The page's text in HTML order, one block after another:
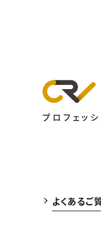
プロフェッ
よくあるご